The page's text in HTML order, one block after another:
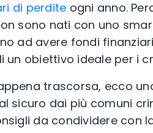
di perdite ogni anno.
sono nati con uno
ad avere fondi
un obiettivo ideale per i
trascorsa, ecco
sicuro dai più comuni
da condividere con